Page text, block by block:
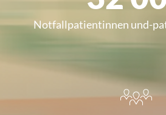
Notfallpatientinnen und-